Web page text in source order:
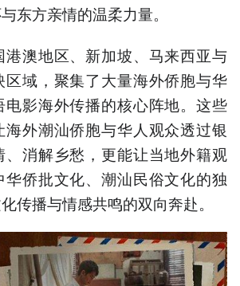
东方亲情的温柔力量。
港澳地区、新加坡、马来西亚与
域，聚集了大量海外侨胞与华
影海外传播的核心阵地。这些
外潮汕侨胞与华人观众透过银
消解乡愁，更能让当地外籍观
侨批文化、潮汕民俗文化的独
传播与情感共鸣的双向奔赴。